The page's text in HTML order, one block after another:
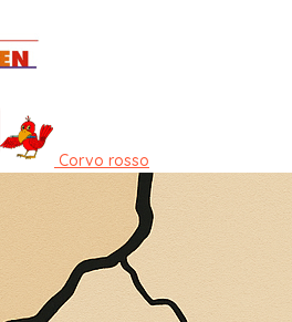
Corvo rosso